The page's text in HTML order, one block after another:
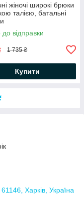
жіночі широкі брюки
талією, батальні
до відправки
1 735 ₴
Купити
Харків, Україна